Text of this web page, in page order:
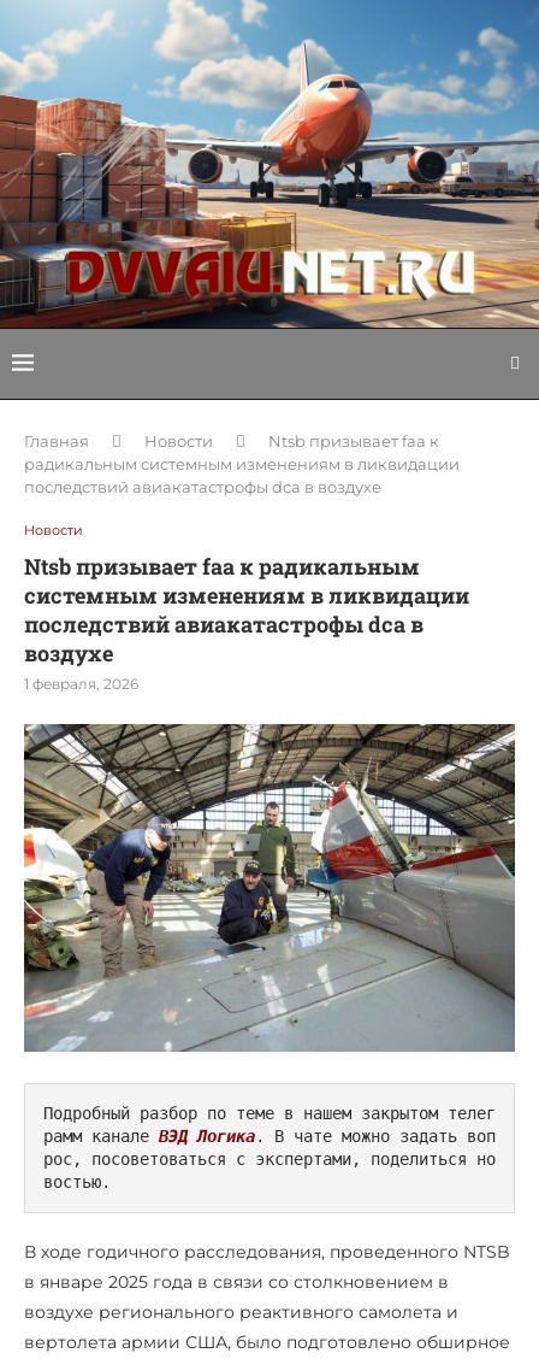
Главная Новости
Ntsb призывает faa к
радикальным системным изменениям в ликвидации
последствий авиакатастрофы dca в воздухе
Новости
Ntsb призывает faa к радикальным
системным изменениям в ликвидации
последствий авиакатастрофы dca в
воздухе
1 февраля, 2026
Подробный разбор по теме в нашем закрытом телег
рамм канале ВЭД Логика. В чате можно задать воп
рос, посоветоваться с экспертами, поделиться но
востью.
В ходе годичного расследования, проведенного NTSB
в январе 2025 года в связи со столкновением в
воздухе регионального реактивного самолета и
вертолета армии США, было подготовлено обширное